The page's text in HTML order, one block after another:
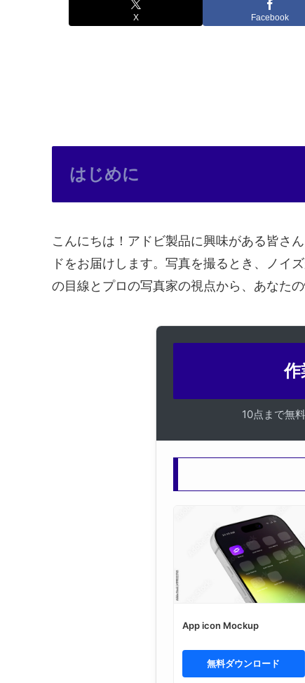
X Facebook
はじめに
こんにちは！アドビ製品に興味がある皆さ
ドをお届けします。写真を撮るとき、ノイ
の目線とプロの写真家の視点から、あなた
10点まで無
App icon Mockup
無料ダウンロード